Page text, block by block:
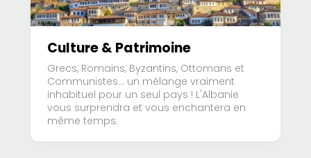
Culture & Patrimoine
Grecs, Romains, Byzantins, Ottomans et
Communistes… un mélange vraiment
inhabituel pour un seul pays ! L'Albanie
vous surprendra et vous enchantera en
même temps.